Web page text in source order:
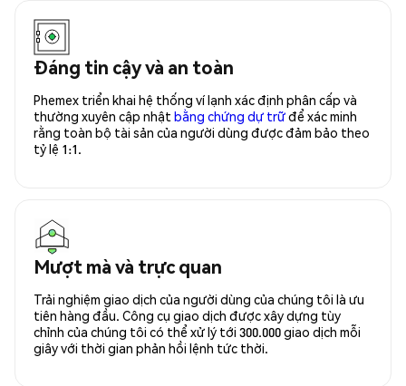
Đáng tin cậy và an toàn
Phemex triển khai hệ thống ví lạnh xác định phân cấp và
thường xuyên cập nhật bằng chứng dự trữđể xác minh
rằng toàn bộ tài sản của người dùng được đảm bảo theo
tỷ lệ 1:1.
Mượt mà và trực quan
Trải nghiệm giao dịch của người dùng của chúng tôi là ưu
tiên hàng đầu. Công cụ giao dịch được xây dựng tùy
chỉnh của chúng tôi có thể xử lý tới 300.000 giao dịch mỗi
giây với thời gian phản hồi lệnh tức thời.